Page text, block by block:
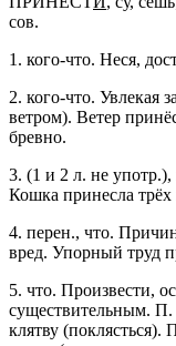
сов.
1. кого-что. Неся,
2. кого-что. Увлекая
ветром). Ветер
бревно.
3. (1 и 2 л. не употр.),
Кошка принесла трёх
4. перен., что.
вред. Упорный труд
5. что. Произвести,
существительным. П.
клятву (поклясться).